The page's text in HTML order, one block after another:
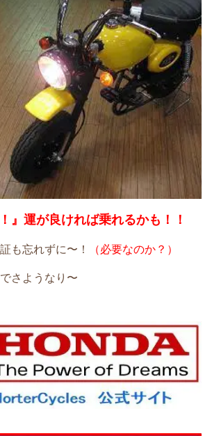
』運が良ければ乗れるかも！！
も忘れずに〜！ （必要なのか？）
さようなり〜